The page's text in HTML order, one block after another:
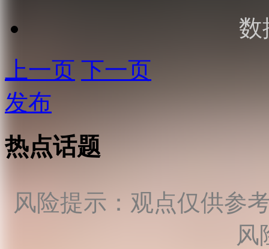
数
上一页 下一页
发布
热点话题
风险提示：观点仅供参
风